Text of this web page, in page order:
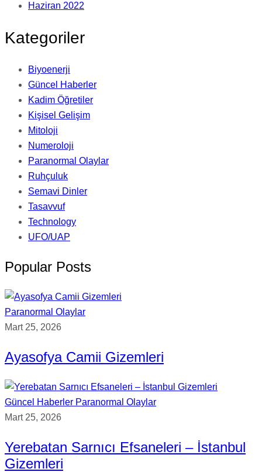
Haziran 2022
Kategoriler
Biyoenerji
Güncel Haberler
Kadim Öğretiler
Kişisel Gelişim
Mitoloji
Numeroloji
Paranormal Olaylar
Ruhçuluk
Semavi Dinler
Tasavvuf
Technology
UFO/UAP
Popular Posts
Paranormal Olaylar
Mart 25, 2026
Ayasofya Camii Gizemleri
Güncel Haberler Paranormal Olaylar
Mart 25, 2026
Yerebatan Sarnıcı Efsaneleri – İstanbul
Gizemleri